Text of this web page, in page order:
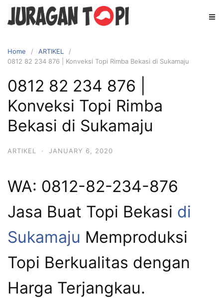
Skip
Home
ARTIKEL
0812 82 234 876 | Konveksi Topi Rimba Bekasi di Sukamaju
0812 82 234 876 |
Konveksi Topi Rimba
Bekasi di Sukamaju
ARTIKEL · JANUARY 6, 2020
WA: 0812-82-234-876
Jasa Buat Topi Bekasi di
Sukamaju Memproduksi
Topi Berkualitas dengan
Harga Terjangkau.